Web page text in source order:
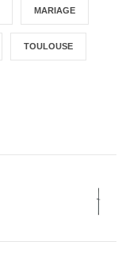
MARIAGE
TOULOUSE